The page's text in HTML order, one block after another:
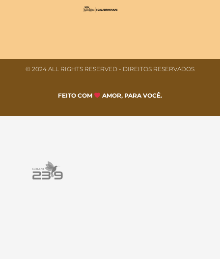
© 2024 ALL RIGHTS RESERVED​ - DIREITOS RESERVADOS
FEITO COM AMOR, PARA VOCÊ.